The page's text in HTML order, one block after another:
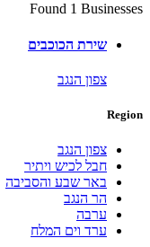
Found 1 Businesses
שירת הכוכבים
צפון הנגב
Region
צפון הנגב
חבל לכיש ויתיר
באר שבע והסביבה
הר הנגב
ערבה
ערד וים המלח